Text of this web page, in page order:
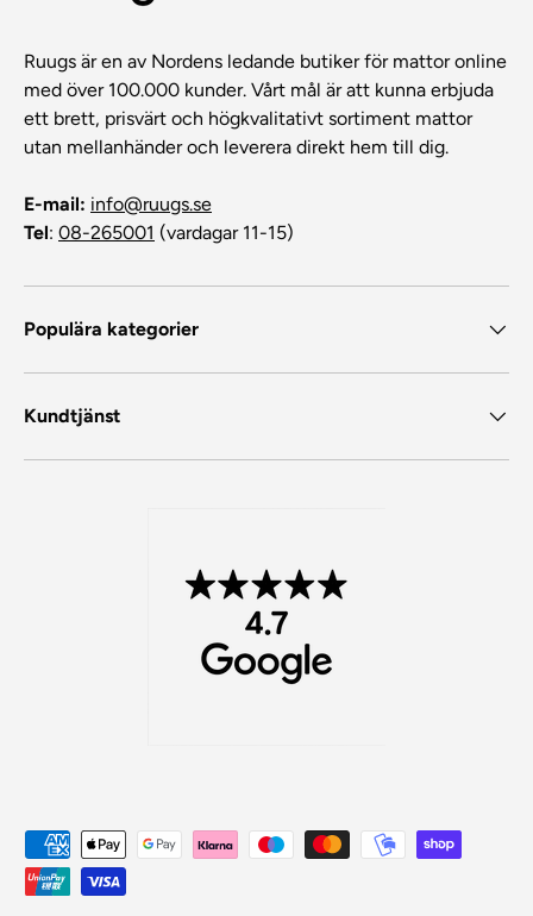
Ruugs är en av Nordens ledande butiker för mattor online
med över 100.000 kunder. Vårt mål är att kunna erbjuda
ett brett, prisvärt och högkvalitativt sortiment mattor
utan mellanhänder och leverera direkt hem till dig.
E-mail: info@ruugs.se
Tel: 08-265001 (vardagar 11-15)
Populära kategorier
Kundtjänst
Betalningsmetoder